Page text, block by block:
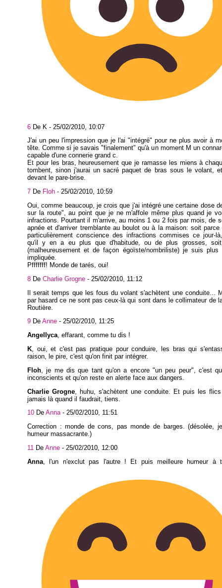
6 De K - 25/02/2010, 10:07
J'ai un peu l'impression que je l'ai "intégré" pour ne plus avoir à
tête. Comme si je savais "finalement" qu'à un moment M un
capable d'une connerie grand c.
Et pour les bras, heureusement que je ramasse les miens à
tombent, sinon j'aurai un sacré paquet de bras sous le volant,
devant le pare-brise.
7 De Floh - 25/02/2010, 10:59
Oui, comme beaucoup, je crois que j'ai intégré une certaine dose
sur la route", au point que je ne m'affole même plus quand je
infractions. Pourtant il m'arrive, au moins 1 ou 2 fois par mois, de
apnée et d'arriver tremblante au boulot ou à la maison: soit
particulièrement conscience des infractions commises ce jour-
qu'il y en a eu plus que d'habitude, ou de plus grosses,
(malheureusement et de façon égoïste/nombriliste) je suis plus
impliquée.
Pfffffff! Monde de tarés, oui!
8 De Charlie Grogne - 25/02/2010, 11:12
Il serait temps que les fous du volant s'achètent une conduite...
par hasard ce ne sont pas ceux-là qui sont dans le collimateur de
Routière.
9 De Anne - 25/02/2010, 11:25
Angellyca, effarant, comme tu dis !
K, oui, et c'est pas pratique pour conduire, les bras qui
raison, le pire, c'est qu'on finit par intégrer.
Floh , je me dis que tant qu'on a encore "un peu peur", c'est
inconscients et qu'on reste en alerte face aux dangers.
Charlie Grogne , huhu, s'achètent une conduite. Et puis les
jamais là quand il faudrait, tiens.
10 De Anna- 25/02/2010, 11:51
Correction : monde de cons, pas monde de barges. (désolée,
humeur massacrante.)
11 De Anne - 25/02/2010, 12:00
Anna , l'un n'exclut pas l'autre ! Et puis meilleure humeur à